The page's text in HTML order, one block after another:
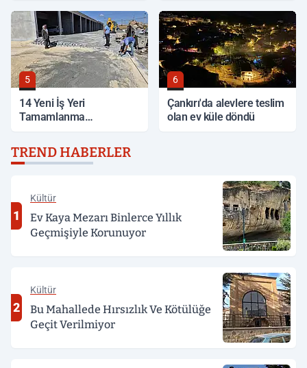
5
14 Yeni İş Yeri
Tamamlanma
6
Çankırı'da alevlere teslim
olan ev küle döndü
TREND HABERLER
1
Kültür
Ev Kaya Mezarı Binlerce Yıllık
Geçmişiyle Korunuyor
2
Kültür
Bu Mahallede Hırsızlık Ve Kötülüğe
Geçit Verilmiyor